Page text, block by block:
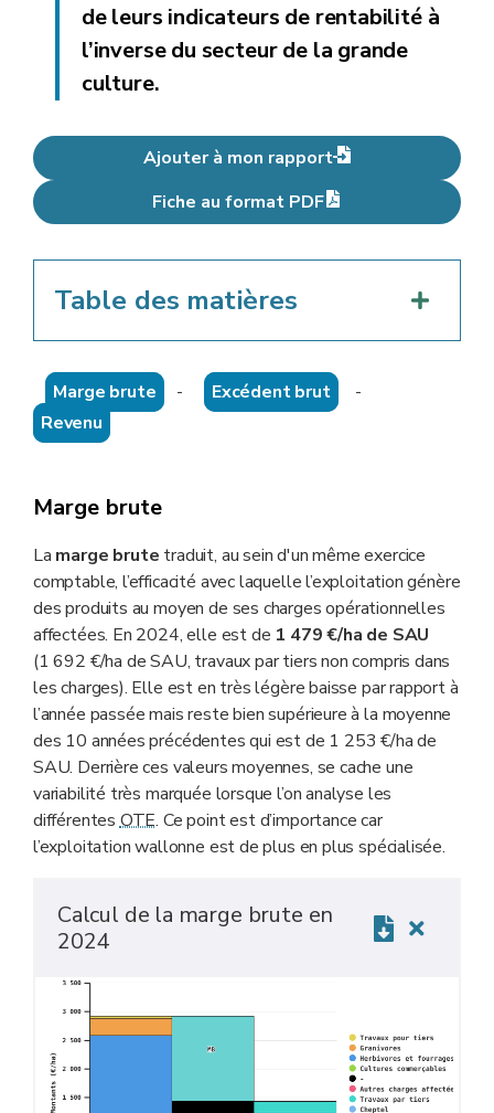
de leurs indicateurs de rentabilité à
l’inverse du secteur de la grande
culture.
Ajouter à mon rapport
Fiche au format PDF
Table des matières
Marge brute - Excédent brut
-
Revenu
Marge brute
La marge brute traduit, au sein d'un même exercice
comptable, l’efficacité avec laquelle l’exploitation génère
des produits au moyen de ses charges opérationnelles
affectées. En 2024, elle est de 1 479 €/ha de SAU
(1 692 €/ha de SAU, travaux par tiers non compris dans
les charges). Elle est en très légère baisse par rapport à
l’année passée mais reste bien supérieure à la moyenne
des 10 années précédentes qui est de 1 253 €/ha de
SAU. Derrière ces valeurs moyennes, se cache une
variabilité très marquée lorsque l’on analyse les
différentesOTE. Ce point est d’importance car
l’exploitation wallonne est de plus en plus spécialisée.
Calcul de la marge brute en
2024